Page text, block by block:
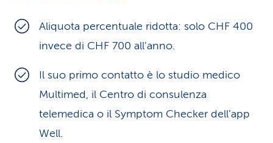
r
i
Aliquota percentuale ridotta: solo CHF 400
invece di CHF 700 all’anno.
Il suo primo contatto è lo studio medico
Multimed, il Centro di consulenza
telemedica o il Symptom Checker dell’app
Well.